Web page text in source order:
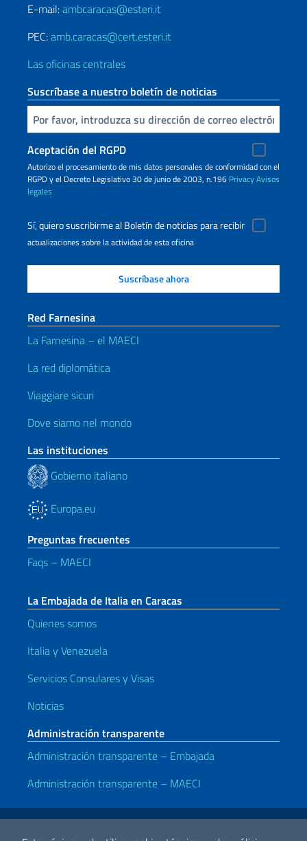
E-mail:ambcaracas@esteri.it
PEC:amb.caracas@cert.esteri.it
Las oficinas centrales
Suscríbase a nuestro boletín de noticias
Inserta tu correo electronico
Aceptación del RGPD
Autorizo ​​el procesamiento de mis datos personales de conformidad con el
RGPD y el Decreto Legislativo 30 de junio de 2003, n.196 PrivacyAvisos
legales
Sí, quiero suscribirme al Boletín de noticias para recibir
actualizaciones sobre la actividad de esta oficina
Red Farnesina
La Farnesina – el MAECI
La red diplomática
Viaggiare sicuri
Dove siamo nel mondo
Las instituciones
Gobierno italiano
Europa.eu
Preguntas frecuentes
Faqs – MAECI
La Embajada de Italia en Caracas
Quienes somos
Italia y Venezuela
Servicios Consulares y Visas
Noticias
Administración transparente
Administración transparente – Embajada
Administración transparente – MAECI
Enlaces útiles